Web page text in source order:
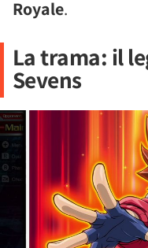
Royale.
La trama: il
Sevens